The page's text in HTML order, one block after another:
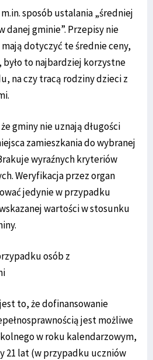
sposób ustalania „średniej
danej gminie”. Przepisy nie
dotyczyć te średnie ceny,
to najbardziej korzystne
na czy tracą rodziny dzieci z
gminy nie uznają długości
zamieszkania do wybranej
wyraźnych kryteriów
Weryfikacja przez organ
jedynie w przypadku
wartości w stosunku
osób z
to, że dofinansowanie
jest możliwe
w roku kalendarzowym,
21 lat (w przypadku uczniów